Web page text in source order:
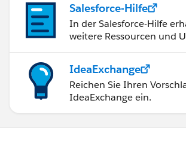
Salesforce-Hilfe
In der Salesforce-Hilfe
weitere Ressourcen und
IdeaExchange
Reichen Sie Ihren
IdeaExchange ein.